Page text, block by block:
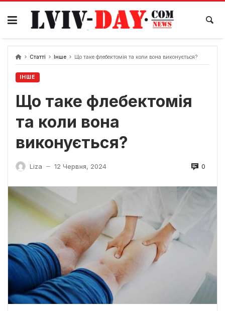
Skip
content
Статті Інше Що таке флебектомія та коли вона виконується?
ІНШЕ
Що таке флебектомія
та коли вона
виконується?
Liza — 12 Червня, 2024 0